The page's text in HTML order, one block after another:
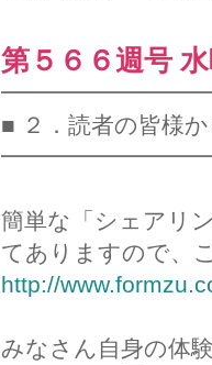
第５６６週号
■ ２．読者の皆様
簡単な「シェアリ
てありますので、
http://
みなさん自身の体